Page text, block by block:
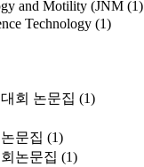
and Motility (JNM (1)
Technology (1)
회 논문집 (1)
문집 (1)
논문집 (1)